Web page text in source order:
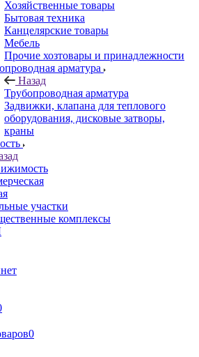
Хозяйственные товары
Бытовая техника
Канцелярские товары
Мебель
Прочие хозтовары и принадлежности
арматура
Назад
Трубопроводная арматура
Задвижки, клапана для теплового
оборудования, дисковые затворы,
краны
участки
комплексы
0